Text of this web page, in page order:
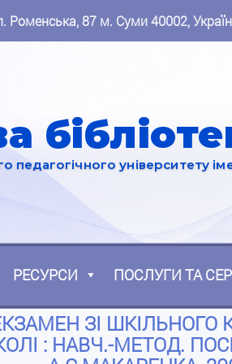
Роменська, 87 м. Суми 40002,
педагогічного університету
РЕСУРСИ ПОСЛУГИ ТА
ЗІ ШКІЛЬНОГО
: НАВЧ.-МЕТОД.